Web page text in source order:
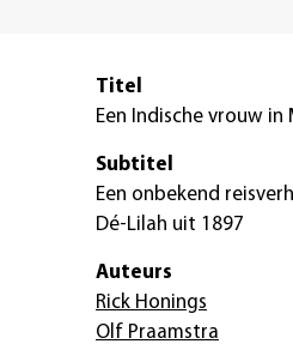
Titel
Een Indische vrouw in
Subtitel
Een onbekend
Dé-Lilah uit 1897
Auteurs
Rick Honings
Olf Praamstra